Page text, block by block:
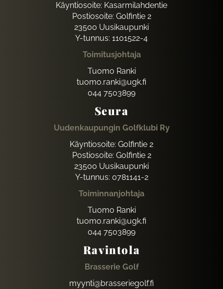
Käyntiosoite: Kasarmilahdentie
Postiosoite: Golfintie 2
23500 Uusikaupunki
Y-tunnus: 1101522-4
Toimitusjohtaja
Tuomo Ranki
tuomo.ranki@ugk.fi
044 7503899
Seura
Uudenkaupungin Golfklubi Ry
Käyntiosoite: Golfintie 2
Postiosoite: Golfintie 2
23500 Uusikaupunki
Y-tunnus: 0781141-2
Toiminnanjohtaja
Tuomo Ranki
tuomo.ranki@ugk.fi
044 7503899
Ravintola
Brasserie Golf
myynti@brasseriegolf.fi